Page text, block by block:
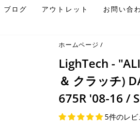
ブログ アウトレット
お問い合
ホームページ /
LighTech -
＆ クラッチ)
675R '08-16 /
5件のレビ